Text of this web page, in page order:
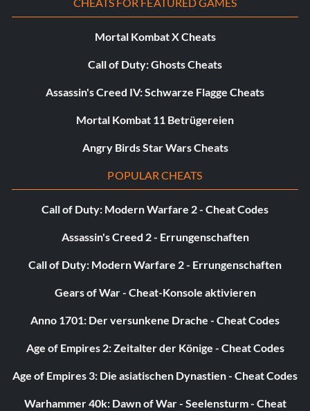
- Warpt zu einer Reihe von Koordinaten, die Sie angeben.
- Warpt den Spieler vorwärts. Verwenden Sie eine Zahl,
um anzugeben, wie viele Meter vorwärts gewarpt
warpme
Fahrzeug, in dem Sie sich befunden haben, z. B. dem
um in der Nähe wieder aufzutauchen.
Mortal Kombat X Cheats
Call of Duty: Ghosts Cheats
Assassin's Creed IV: Schwarze Flagge Cheats
Mortal Kombat 11 Betrügereien
Angry Birds Star Wars Cheats
POPULAR CHEATS
Call of Duty: Modern Warfare 2 - Cheat Codes
Assassin's Creed 2 - Errungenschaften
Call of Duty: Modern Warfare 2 - Errungenschaften
Gears of War - Cheat-Konsole aktivieren
Anno 1701: Der versunkene Drache - Cheat Codes
Age of Empires 2: Zeitalter der Könige - Cheat Codes
Age of Empires 3: Die asiatischen Dynastien - Cheat Codes
Warhammer 40k: Dawn of War - Seelensturm - Cheat